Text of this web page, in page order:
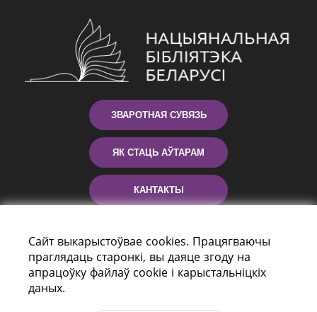
ЗВАРОТНАЯ СУВЯЗЬ
ЯК СТАЦЬ АЎТАРАМ
КАНТАКТЫ
Сайт выкарыстоўвае cookies. Працягваючы
праглядаць старонкі, вы даяце згоду на
апрацоўку файлаў cookie і карыстальніцкіх
даных.